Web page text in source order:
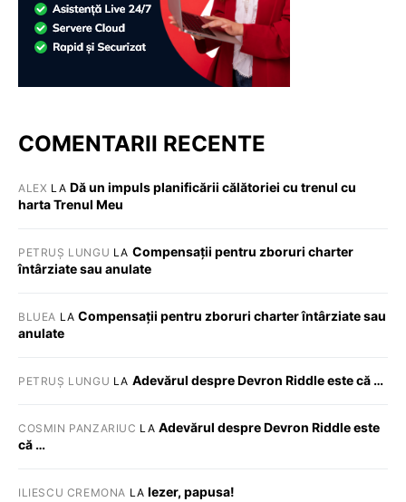
COMENTARII RECENTE
ALEX LA Dă un impuls planificării călătoriei cu trenul cu
harta Trenul Meu
PETRUȘ LUNGU LA Compensații pentru zboruri charter
întârziate sau anulate
BLUEA LACompensații pentru zboruri charter întârziate sau
anulate
PETRUȘ LUNGU LA Adevărul despre Devron Riddle este că …
COSMIN PANZARIUC LA Adevărul despre Devron Riddle este
că …
ILIESCU CREMONA LA Iezer, papusa!